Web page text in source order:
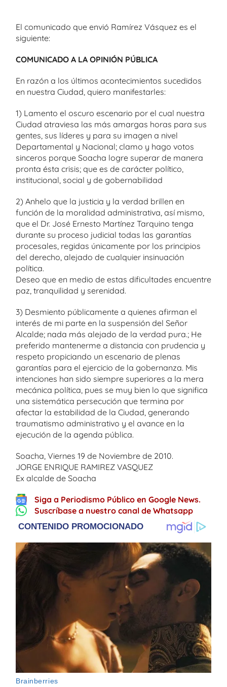
El comunicado que envió Ramírez Vásquez es el
siguiente:
COMUNICADO A LA OPINIÓN PÚBLICA
En razón a los últimos acontecimientos sucedidos
en nuestra Ciudad, quiero manifestarles:
1) Lamento el oscuro escenario por el cual nuestra
Ciudad atraviesa las más amargas horas para sus
gentes, sus líderes y para su imagen a nivel
Departamental y Nacional; clamo y hago votos
sinceros porque Soacha logre superar de manera
pronta ésta crisis; que es de carácter político,
institucional, social y de gobernabilidad
2) Anhelo que la justicia y la verdad brillen en
función de la moralidad administrativa, así mismo,
que el Dr. José Ernesto Martínez Tarquino tenga
durante su proceso judicial todas las garantías
procesales, regidas únicamente por los principios
del derecho, alejado de cualquier insinuación
política.
Deseo que en medio de estas dificultades encuentre
paz, tranquilidad y serenidad.
3) Desmiento públicamente a quienes afirman el
interés de mi parte en la suspensión del Señor
Alcalde; nada más alejado de la verdad pura.; He
preferido mantenerme a distancia con prudencia y
respeto propiciando un escenario de plenas
garantías para el ejercicio de la gobernanza. Mis
intenciones han sido siempre superiores a la mera
mecánica política, pues se muy bien lo que significa
una sistemática persecución que termina por
afectar la estabilidad de la Ciudad, generando
traumatismo administrativo y el avance en la
ejecución de la agenda pública.
Soacha, Viernes 19 de Noviembre de 2010.
JORGE ENRIQUE RAMIREZ VASQUEZ
Ex alcalde de Soacha
Siga a Periodismo Público en Google News.
Suscríbase a nuestro canal de Whatsapp